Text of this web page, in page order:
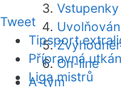
Vstupenky
On-line
A-tým
Tweet
Tipsport
Přípravná
Liga mistrů